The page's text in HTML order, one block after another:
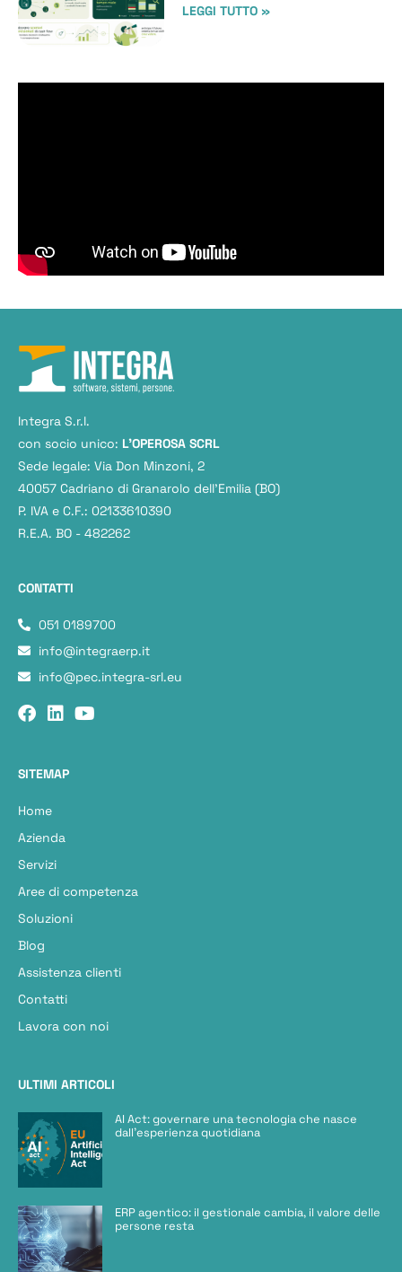
LEGGI TUTTO »
Integra S.r.l.
con socio unico: L'OPEROSA SCRL
Sede legale: Via Don Minzoni, 2
40057 Cadriano di Granarolo dell’Emilia (BO)
P. IVA e C.F.: 02133610390
R.E.A. BO - 482262
CONTATTI
051 0189700
info@integraerp.it
info@pec.integra-srl.eu
SITEMAP
Home
Azienda
Servizi
Aree di competenza
Soluzioni
Blog
Assistenza clienti
Contatti
Lavora con noi
ULTIMI ARTICOLI
AI Act: governare una tecnologia che nasce
dall’esperienza quotidiana
ERP agentico: il gestionale cambia, il valore delle
persone resta